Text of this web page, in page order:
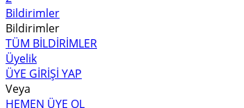
Bildirimler
Bildirimler
TÜM BİLDİRİMLER
Üyelik
ÜYE GİRİŞİ YAP
Veya
HEMEN ÜYE OL